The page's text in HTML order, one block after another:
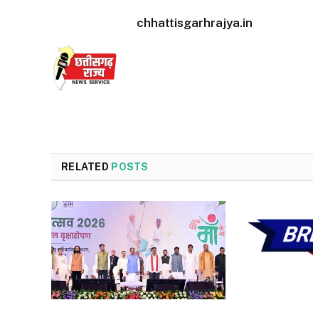
chhattisgarhrajya.in
RELATED POSTS